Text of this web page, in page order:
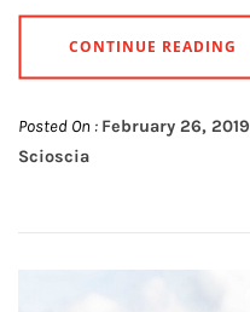
CONTINUE READING
Posted On : February 26, 2019
Scioscia